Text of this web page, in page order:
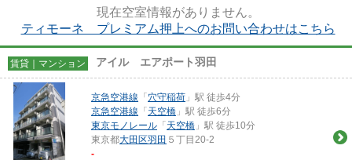
現在空室情報がありません。
ティモーネ プレミアム押上へのお問い合わせはこちら
賃貸｜マンション アイル エアポート羽田
京急空港線 「 穴守稲荷 」駅 徒歩4分
京急空港線 「 天空橋 」駅 徒歩6分
東京モノレール 「 天空橋 」駅 徒歩10分
東京都大田区羽田 ５丁目20-2
-